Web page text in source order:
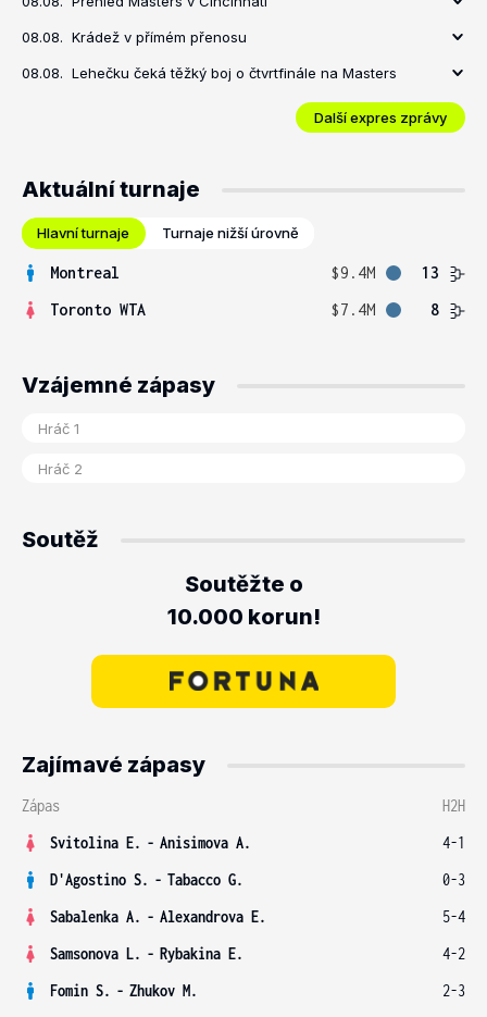
08.08. Krádež v přímém přenosu
08.08. Lehečku čeká těžký boj o čtvrtfinále na Masters
Další expres zprávy
Aktuální turnaje
Hlavní turnaje Turnaje nižší úrovně
Montreal $9.4M
13
Toronto WTA
$7.4M 8
Vzájemné zápasy
Soutěž
Soutěžte o
10.000 korun!
Zajímavé zápasy
Zápas
H2H
Svitolina E. - Anisimova A.
4-1
D'Agostino S. - Tabacco G.
0-3
Sabalenka A. - Alexandrova E.
5-4
Samsonova L. - Rybakina E.
4-2
Fomin S. - Zhukov M.
2-3